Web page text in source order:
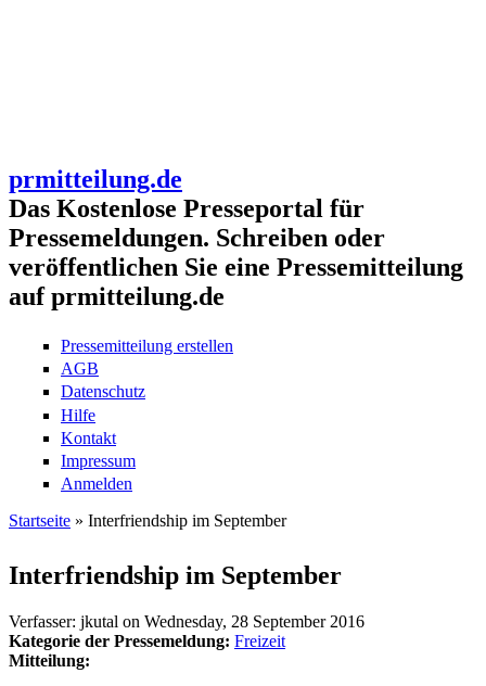
prmitteilung.de
Das Kostenlose Presseportal für
Pressemeldungen. Schreiben oder
veröffentlichen Sie eine Pressemitteilung
auf prmitteilung.de
Pressemitteilung erstellen
AGB
Datenschutz
Hilfe
Kontakt
Impressum
Anmelden
Startseite » Interfriendship im September
Interfriendship im September
Verfasser: jkutal on Wednesday, 28 September 2016
Kategorie der Pressemeldung: Freizeit
Mitteilung: